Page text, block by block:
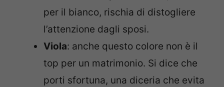
per il bianco, rischia di distogliere
l’attenzione dagli sposi.
Viola: anche questo colore non è il
top per un matrimonio. Si dice che
porti sfortuna, una diceria che evita